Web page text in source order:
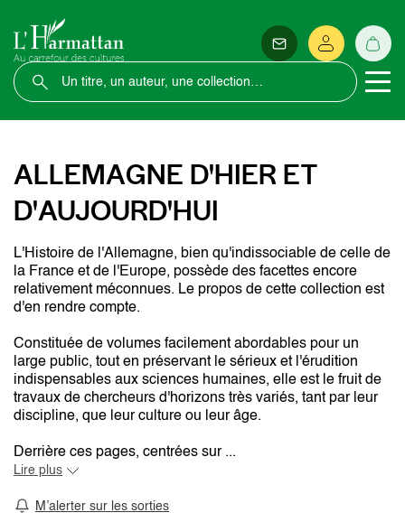
ALLEMAGNE D'HIER ET
D'AUJOURD'HUI
L'Histoire de l'Allemagne, bien qu'indissociable de celle de
la France et de l'Europe, possède des facettes encore
relativement méconnues. Le propos de cette collection est
d'en rendre compte.
Constituée de volumes facilement abordables pour un
large public, tout en préservant le sérieux et l'érudition
indispensables aux sciences humaines, elle est le fruit de
travaux de chercheurs d'horizons très variés, tant par leur
discipline, que leur culture ou leur âge.
Derrière ces pages, centrées sur ...
Lire plus
M’alerter sur les sorties